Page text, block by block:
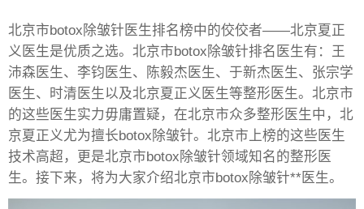
北京市botox除皱针医生排名榜中的佼佼者——北京夏正
义医生是优质之选。北京市botox除皱针排名医生有：王
沛森医生、李钧医生、陈毅杰医生、于新杰医生、张宗学
医生、时清医生以及北京夏正义医生等整形医生。北京市
的这些医生实力毋庸置疑，在北京市众多整形医生中，北
京夏正义尤为擅长botox除皱针。北京市上榜的这些医生
技术高超，更是北京市botox除皱针领域知名的整形医
生。接下来，将为大家介绍北京市botox除皱针**医生。